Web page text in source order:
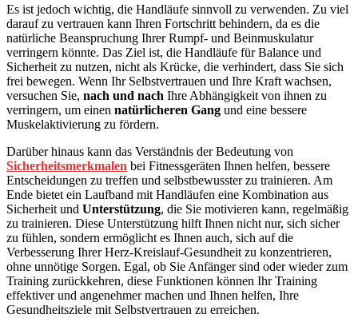
Es ist jedoch wichtig, die Handläufe sinnvoll zu verwenden. Zu viel
darauf zu vertrauen kann Ihren Fortschritt behindern, da es die
natürliche Beanspruchung Ihrer Rumpf- und Beinmuskulatur
verringern könnte. Das Ziel ist, die Handläufe für Balance und
Sicherheit zu nutzen, nicht als Krücke, die verhindert, dass Sie sich
frei bewegen. Wenn Ihr Selbstvertrauen und Ihre Kraft wachsen,
versuchen Sie, nach und nach Ihre Abhängigkeit von ihnen zu
verringern, um einen natürlicheren Gang und eine bessere
Muskelaktivierung zu fördern.
Darüber hinaus kann das Verständnis der Bedeutung von
Sicherheitsmerkmalen bei Fitnessgeräten Ihnen helfen, bessere
Entscheidungen zu treffen und selbstbewusster zu trainieren. Am
Ende bietet ein Laufband mit Handläufen eine Kombination aus
Sicherheit und Unterstützung, die Sie motivieren kann, regelmäßig
zu trainieren. Diese Unterstützung hilft Ihnen nicht nur, sich sicher
zu fühlen, sondern ermöglicht es Ihnen auch, sich auf die
Verbesserung Ihrer Herz-Kreislauf-Gesundheit zu konzentrieren,
ohne unnötige Sorgen. Egal, ob Sie Anfänger sind oder wieder zum
Training zurückkehren, diese Funktionen können Ihr Training
effektiver und angenehmer machen und Ihnen helfen, Ihre
Gesundheitsziele mit Selbstvertrauen zu erreichen.